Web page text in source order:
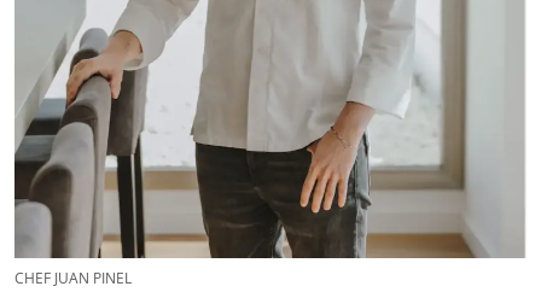
CHEF JUAN PINEL